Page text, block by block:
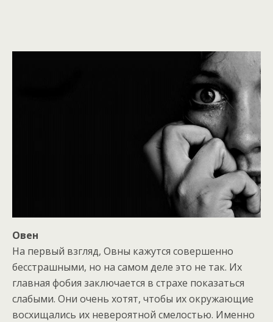
Овен
На первый взгляд, Овны кажутся совершенно
бесстрашными, но на самом деле это не так. Их
главная фобия заключается в страхе показаться
слабыми. Они очень хотят, чтобы их окружающие
восхищались их невероятной смелостью. Именно